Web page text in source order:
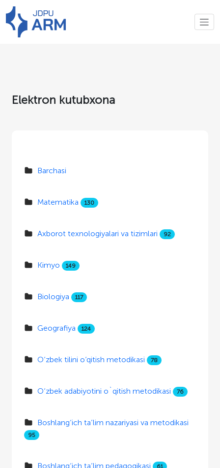
Elektron kutubxona
Barchasi
Matematika 130
Axborot texnologiyalari va tizimlari 92
Kimyo 149
Biologiya 117
Geografiya 124
O‘zbek tilini o‘qitish metodikasi 78
O‘zbek adabiyotini o`qitish metodikasi 76
Boshlang‘ich ta’lim nazariyasi va metodikasi
95
Boshlang‘ich ta’lim pedagogikasi 61